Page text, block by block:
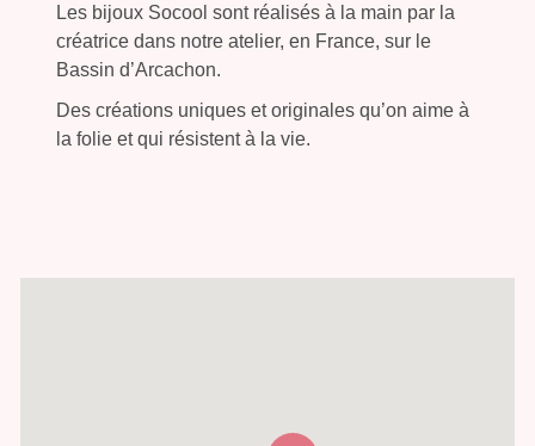
Les bijoux Socool sont réalisés à la main par la
créatrice dans notre atelier, en France, sur le
Bassin d’Arcachon.
Des créations uniques et originales qu’on aime à
la folie et qui résistent à la vie.